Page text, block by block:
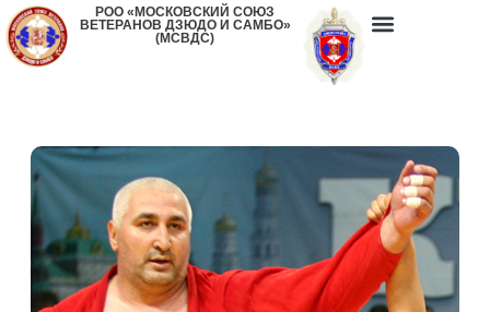
РОО «МОСКОВСКИЙ СОЮЗ
ВЕТЕРАНОВ ДЗЮДО И САМБО»
(МСВДС)